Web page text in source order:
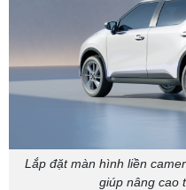
Lắp đặt màn hình liền
giúp nâng cao